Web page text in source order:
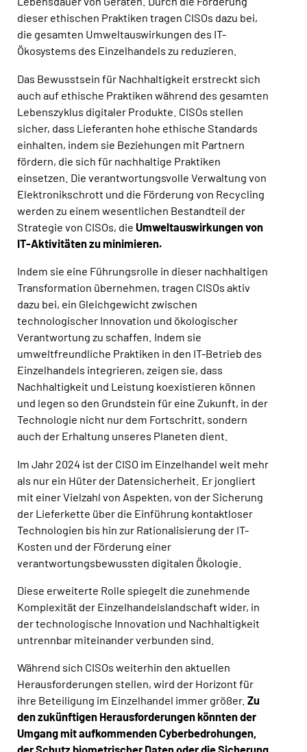
dieser ethischen Praktiken tragen CISOs dazu bei,
die gesamten Umweltauswirkungen des IT-
Ökosystems des Einzelhandels zu reduzieren.
Das Bewusstsein für Nachhaltigkeit erstreckt sich
auch auf ethische Praktiken während des gesamten
Lebenszyklus digitaler Produkte. CISOs stellen
sicher, dass Lieferanten hohe ethische Standards
einhalten, indem sie Beziehungen mit Partnern
fördern, die sich für nachhaltige Praktiken
einsetzen. Die verantwortungsvolle Verwaltung von
Elektronikschrott und die Förderung von Recycling
werden zu einem wesentlichen Bestandteil der
Strategie von CISOs, die Umweltauswirkungen von
IT-Aktivitäten zu minimieren.
Indem sie eine Führungsrolle in dieser nachhaltigen
Transformation übernehmen, tragen CISOs aktiv
dazu bei, ein Gleichgewicht zwischen
technologischer Innovation und ökologischer
Verantwortung zu schaffen. Indem sie
umweltfreundliche Praktiken in den IT-Betrieb des
Einzelhandels integrieren, zeigen sie, dass
Nachhaltigkeit und Leistung koexistieren können
und legen so den Grundstein für eine Zukunft, in der
Technologie nicht nur dem Fortschritt, sondern
auch der Erhaltung unseres Planeten dient.
Im Jahr 2024 ist der CISO im Einzelhandel weit mehr
als nur ein Hüter der Datensicherheit. Er jongliert
mit einer Vielzahl von Aspekten, von der Sicherung
der Lieferkette über die Einführung kontaktloser
Technologien bis hin zur Rationalisierung der IT-
Kosten und der Förderung einer
verantwortungsbewussten digitalen Ökologie.
Diese erweiterte Rolle spiegelt die zunehmende
Komplexität der Einzelhandelslandschaft wider, in
der technologische Innovation und Nachhaltigkeit
untrennbar miteinander verbunden sind.
Während sich CISOs weiterhin den aktuellen
Herausforderungen stellen, wird der Horizont für
ihre Beteiligung im Einzelhandel immer größer. Zu
den zukünftigen Herausforderungen könnten der
Umgang mit aufkommenden Cyberbedrohungen,